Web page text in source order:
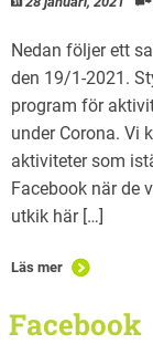
Nedan följer ett
den 19/1-2021.
program för
under Corona. Vi
aktiviteter som
Facebook när de
utkik här […]
Läs mer
Facebook